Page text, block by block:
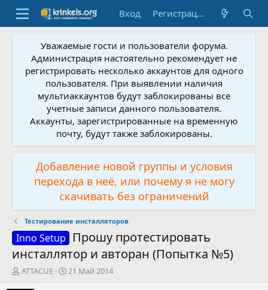
Вход Регистрация
Уважаемые гости и пользователи форума.
Администрация настоятельно рекомендует не
регистрировать несколько аккаунтов для одного
пользователя. При выявлении наличия
мультиаккаунтов будут заблокированы все
учетные записи данного пользователя.
Аккаунты, зарегистрированные на временную
почту, будут также заблокированы.
Добавление новой группы и условия
перехода в неё, или почему я не могу
скачивать без ограничений
Тестирование инсталляторов
Inno Setup
Прошу протестировать
инсталлятор и авторан (Попытка №5)
А
ATTACUE
Д
21 Май 2014